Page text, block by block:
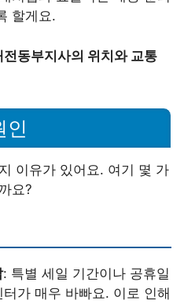
할게요.
동부지사의 위치와 교통
인
이유가 있어요. 여기 몇 가
요?
: 특별 세일 기간이나 공휴일
가 매우 바빠요. 이로 인해